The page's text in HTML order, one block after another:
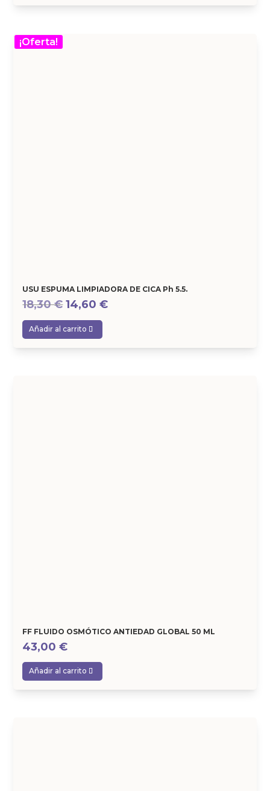
¡Oferta!
USU ESPUMA LIMPIADORA DE CICA Ph 5.5.
18,30€ El
precio
original
era:
14,60€El
es:
Añadir al carrito
FF FLUIDO OSMÓTICO ANTIEDAD GLOBAL 50 ML
43,00€
Añadir al carrito